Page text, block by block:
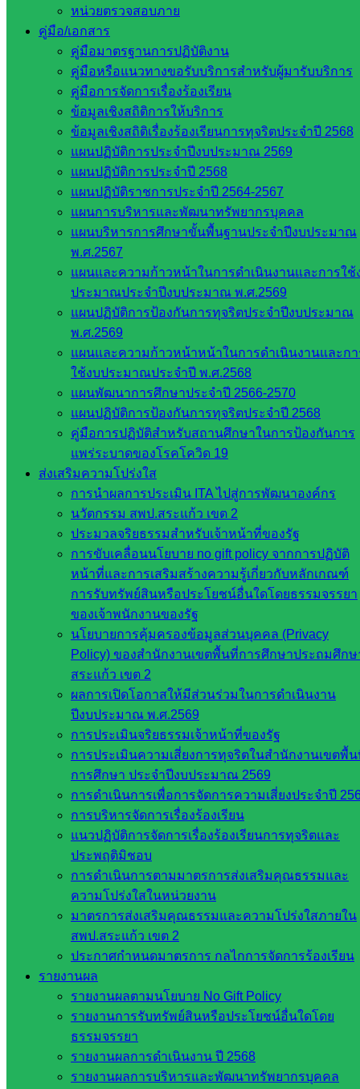
หน่วยตรวจสอบภาย
คู่มือ/เอกสาร
คู่มือมาตรฐานการปฏิบัติงาน
คู่มือหรือแนวทางขอรับบริการสำหรับผู้มารับบริการ
คู่มือการจัดการเรื่องร้องเรียน
ข้อมูลเชิงสถิติการให้บริการ
ข้อมูลเชิงสถิติเรื่องร้องเรียนการทุจริตประจำปี 2568
แผนปฏิบัติการประจำปีงบประมาณ 2569
แผนปฏิบัติการประจำปี 2568
แผนปฏิบัติราชการประจำปี 2564-2567
แผนการบริหารและพัฒนาทรัพยากรบุคคล
แผนบริหารการศึกษาขั้นพื้นฐานประจำปีงบประมาณ
พ.ศ.2567
แผนและความก้าวหน้าในการดำเนินงานและการใช้
ประมาณประจำปีงบประมาณ พ.ศ.2569
แผนปฏิบัติการป้องกันการทุจริตประจำปีงบประมาณ
พ.ศ.2569
แผนและความก้าวหน้าหน้าในการดำเนินงานและก
ใช้งบประมาณประจำปี พ.ศ.2568
แผนพัฒนาการศึกษาประจำปี 2566-2570
แผนปฏิบัติการป้องกันการทุจริตประจำปี 2568
คู่มือการปฏิบัติสำหรับสถานศึกษาในการป้องกันการ
แพร่ระบาดของโรคโควิด 19
ส่งเสริมความโปร่งใส
การนำผลการประเมิน ITA ไปสู่การพัฒนาองค์กร
นวัตกรรม สพป.สระแก้ว เขต 2
ประมวลจริยธรรมสำหรับเจ้าหน้าที่ของรัฐ
การขับเคลื่อนนโยบาย no gift policy จากการปฏิบัติ
หน้าที่และการเสริมสร้างความรู้เกี่ยวกับหลักเกณฑ์
การรับทรัพย์สินหรือประโยชน์อื่นใดโดยธรรมจรรยา
ของเจ้าพนักงานของรัฐ
นโยบายการคุ้มครองข้อมูลส่วนบุคคล (Privacy
Policy) ของสำนักงานเขตพื้นที่การศึกษาประถมศึกษ
สระแก้ว เขต 2
ผลการเปิดโอกาสให้มีส่วนร่วมในการดำเนินงาน
ปีงบประมาณ พ.ศ.2569
การประเมินจริยธรรมเจ้าหน้าที่ของรัฐ
การประเมินความเสี่ยงการทุจริตในสำนักงานเขตพื้
การศึกษา ประจำปีงบประมาณ 2569
การดำเนินการเพื่อการจัดการความเสี่ยงประจำปี
การบริหารจัดการเรื่องร้องเรียน
แนวปฏิบัติการจัดการเรื่องร้องเรียนการทุจริตและ
ประพฤติมิชอบ
การดำเนินการตามมาตรการส่งเสริมคุณธรรมและ
ความโปร่งใสในหน่วยงาน
มาตรการส่งเสริมคุณธรรมและความโปร่งใสภายใน
สพป.สระแก้ว เขต 2
ประกาศกำหนดมาตรการ กลไกการจัดการร้องเรียน
รายงานผล
รายงานผลตามนโยบาย No Gift Policy
รายงานการรับทรัพย์สินหรือประโยชน์อื่นใดโดย
ธรรมจรรยา
รายงานผลการดำเนินงาน ปี 2568
รายงานผลการบริหารและพัฒนาทรัพยากรบุคคล
Post Views: 375
นภษร สิงห์หัดชัย
หน่วยงาน
ที่เกี่ยวข้อง
กระทรวง
ศึกษาธิการ
กระทรวง
อุดมศึกษา
สำนักงาน
เลขาธิการ
สภาการ
สำนักงาน
คณะ
กรรมการ
อาชีวศึกษา
สำนักงาน
คณะ
กรรมการ
การศึกษา
ขั้นพื้น
ฐาน
รายชื่อ
มหาวิทยาลัย
ประเทศไทย